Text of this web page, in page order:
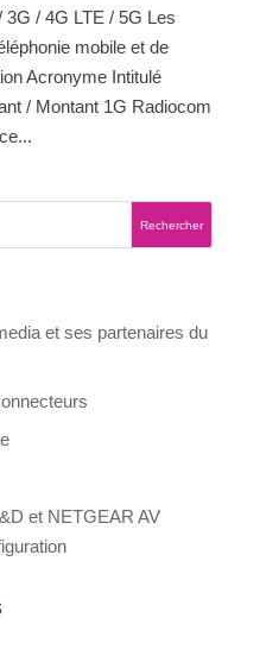
3G / 4G LTE / 5G Les
mobile et de
Acronyme Intitulé
/ Montant 1G Radiocom
et ses partenaires du
et NETGEAR AV